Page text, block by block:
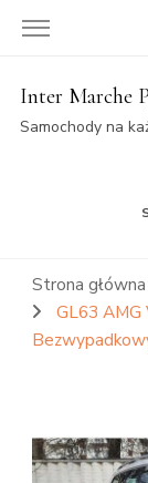
Inter Marche
Samochody na
Strona główna
GL63 AMG